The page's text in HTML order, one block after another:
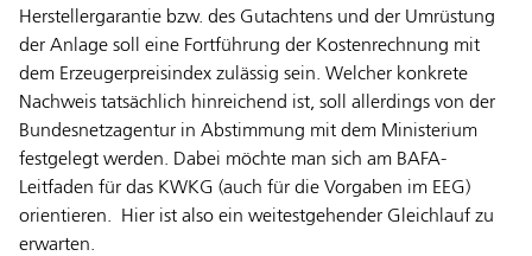
Herstellergarantie bzw. des Gutachtens und der Umrüstung
der Anlage soll eine Fortführung der Kostenrechnung mit
dem Erzeugerpreisindex zulässig sein. Welcher konkrete
Nachweis tatsächlich hinreichend ist, soll allerdings von der
Bundesnetzagentur in Abstimmung mit dem Ministerium
festgelegt werden. Dabei möchte man sich am BAFA-
Leitfaden für das KWKG (auch für die Vorgaben im EEG)
orientieren. Hier ist also ein weitestgehender Gleichlauf zu
erwarten.